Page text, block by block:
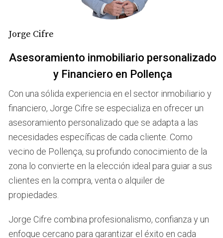
empresario exitoso es establecer una planificación
efectiva. Tomemos como ejemplo a Laura, una agente de
eXp Realty Mallorca que decidió adoptar un enfoque más
semana estableciendo metas claras y alcanzables,
dividiendo sus objetivos anuales en tareas semanales y
diarias. Esta práctica no solo le permitió mantenerse
enfocada, sino que también le ayudó a identificar áreas
donde podía mejorar. Laura implementó herramientas
digitales para organizar su tiempo, como calendarios
compartidos y aplicaciones de gestión de tareas. Gracias
a esta planificación meticulosa, logró aumentar su
productividad en un 30% en solo tres meses. Además, al
tener un plan claro, pudo dedicar tiempo a actividades
que realmente importaban, como el networking y la
formación continua. Este enfoque proactivo transformó
su carrera y le brindó la libertad para disfrutar más de
Jorge Cifre
Asesoramiento inmobiliario personalizado
y Financiero en Pollença
Con una sólida experiencia en el sector inmobiliario y
financiero, Jorge Cifre se especializa en ofrecer un
asesoramiento personalizado que se adapta a las
necesidades específicas de cada cliente. Como
vecino de Pollença, su profundo conocimiento de la
zona lo convierte en la elección ideal para guiar a sus
clientes en la compra, venta o alquiler de
propiedades.
Jorge Cifre combina profesionalismo, confianza y un
enfoque cercano para garantizar el éxito en cada